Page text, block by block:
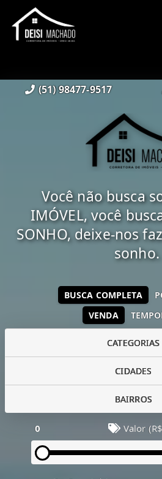
(51) 98477-9517
Você não busca
IMÓVEL, você
SONHO, deixe-nos
sonho.
VENDA
BUSCA COMPLETA
CATEGORIAS
CIDADES
BAIRROS
0 Valor